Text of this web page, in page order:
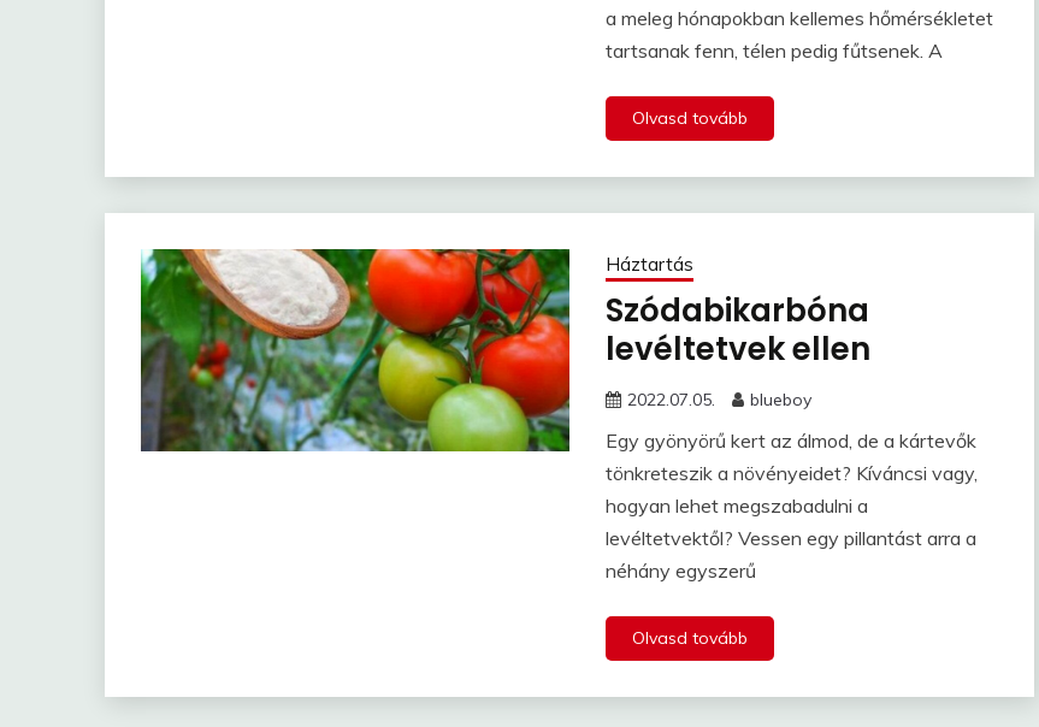
a meleg hónapokban kellemes hőmérsékletet
tartsanak fenn, télen pedig fűtsenek. A
Olvasd tovább
Háztartás
Szódabikarbóna
levéltetvek ellen
2022.07.05. blueboy
Egy gyönyörű kert az álmod, de a kártevők
tönkreteszik a növényeidet? Kíváncsi vagy,
hogyan lehet megszabadulni a
levéltetvektől? Vessen egy pillantást arra a
néhány egyszerű
Olvasd tovább